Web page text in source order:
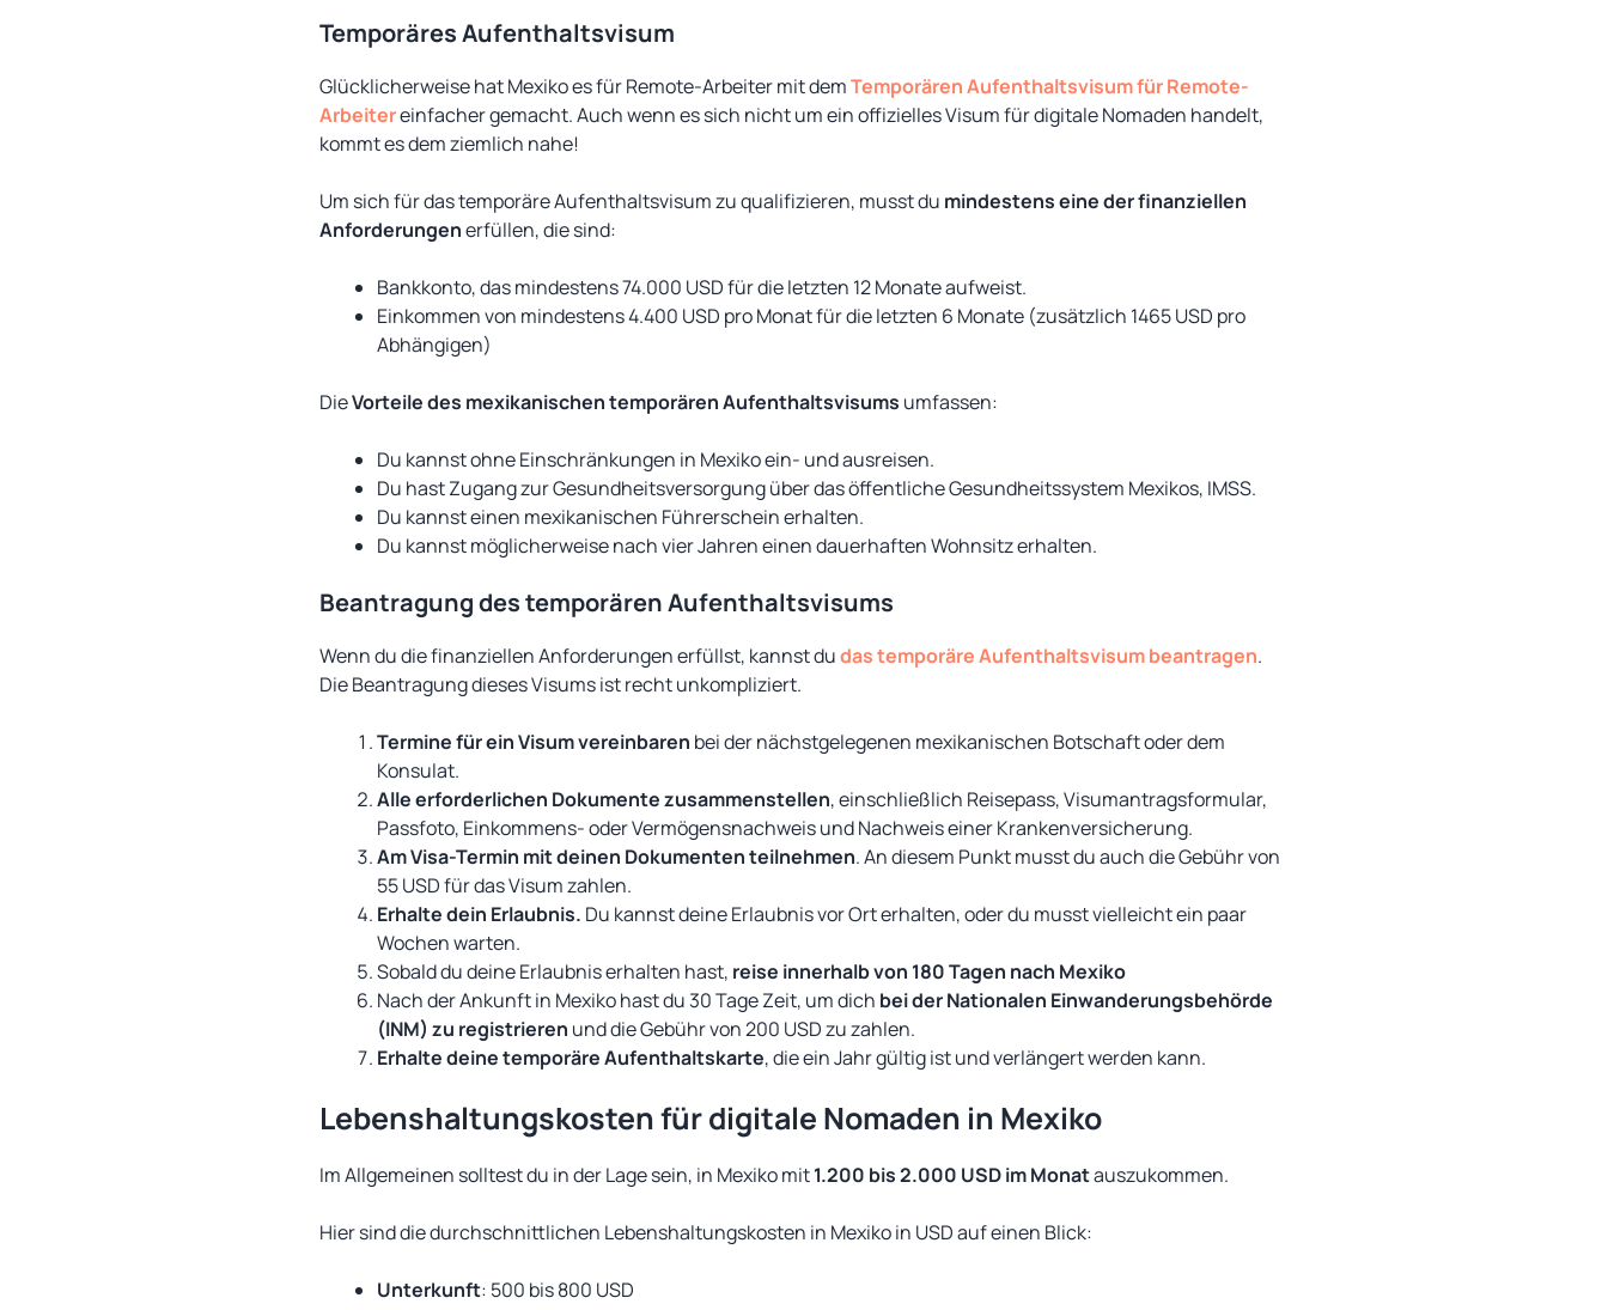
Temporäres Aufenthaltsvisum
Glücklicherweise hat Mexiko es für Remote-Arbeiter mit demTemporären Aufenthaltsvisum für Remote-
Arbeitereinfacher gemacht. Auch wenn es sich nicht um ein offizielles Visum für digitale Nomaden handelt,
kommt es dem ziemlich nahe!
Um sich für das temporäre Aufenthaltsvisum zu qualifizieren, musst du mindestens eine der finanziellen
Anforderungenerfüllen, die sind:
Bankkonto, das mindestens 74.000 USD für die letzten 12 Monate aufweist.
Einkommen von mindestens 4.400 USD pro Monat für die letzten 6 Monate (zusätzlich 1465 USD pro
Abhängigen)
DieVorteile des mexikanischen temporären Aufenthaltsvisums umfassen:
Du kannst ohne Einschränkungen in Mexiko ein- und ausreisen.
Du hast Zugang zur Gesundheitsversorgung über das öffentliche Gesundheitssystem Mexikos, IMSS.
Du kannst einen mexikanischen Führerschein erhalten.
Du kannst möglicherweise nach vier Jahren einen dauerhaften Wohnsitz erhalten.
Beantragung des temporären Aufenthaltsvisums
Wenn du die finanziellen Anforderungen erfüllst, kannst dudas temporäre Aufenthaltsvisum beantragen.
Die Beantragung dieses Visums ist recht unkompliziert.
Termine für ein Visum vereinbaren bei der nächstgelegenen mexikanischen Botschaft oder dem
Konsulat.
Alle erforderlichen Dokumente zusammenstellen, einschließlich Reisepass, Visumantragsformular,
Passfoto, Einkommens- oder Vermögensnachweis und Nachweis einer Krankenversicherung.
Am Visa-Termin mit deinen Dokumenten teilnehmen. An diesem Punkt musst du auch die Gebühr von
55 USD für das Visum zahlen.
Erhalte dein Erlaubnis. Du kannst deine Erlaubnis vor Ort erhalten, oder du musst vielleicht ein paar
Wochen warten.
Sobald du deine Erlaubnis erhalten hast, reise innerhalb von 180 Tagen nach Mexiko
Nach der Ankunft in Mexiko hast du 30 Tage Zeit, um dich bei der Nationalen Einwanderungsbehörde
(INM) zu registrieren und die Gebühr von 200 USD zu zahlen.
Erhalte deine temporäre Aufenthaltskarte, die ein Jahr gültig ist und verlängert werden kann.
Lebenshaltungskosten für digitale Nomaden in Mexiko
Im Allgemeinen solltest du in der Lage sein, in Mexiko mit1.200 bis 2.000 USD im Monatauszukommen.
Hier sind die durchschnittlichen Lebenshaltungskosten in Mexiko in USD auf einen Blick:
Unterkunft: 500 bis 800 USD